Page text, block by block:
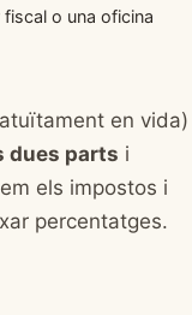
o una oficina
en vida)
dues parts i
els impostos i
percentatges.